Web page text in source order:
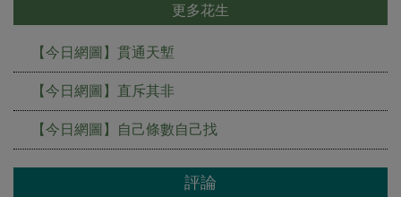
更多花生
【今日網圖】貫通天塹
【今日網圖】直斥其非
【今日網圖】自己條數自己找
評論